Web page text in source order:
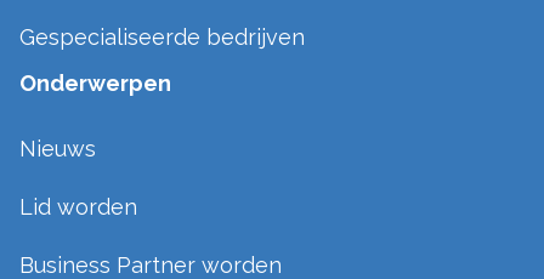
Gespecialiseerde bedrijven
Onderwerpen
Nieuws
Lid worden
Business Partner worden